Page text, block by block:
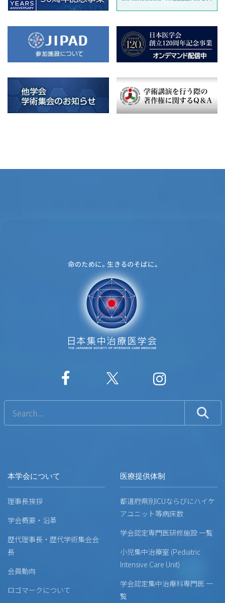
本学会について
理事長挨拶
学会概要・沿革
歴代理事長・歴代学術集会会
長
会員動向
ロゴマークについて
医療提供体制
都道府県別ICUならびにハイケ
アユニット等病床数
学会認定専門医研修施設 一覧
小児集中治療室 (Pediatric
Intensive Care Unit)
学会認定集中治療科専門医 一
覧